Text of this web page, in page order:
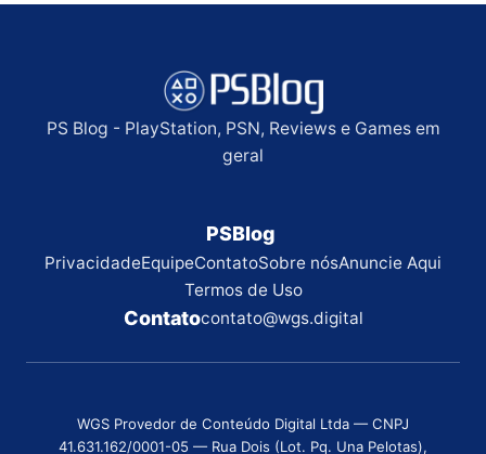
PS Blog - PlayStation, PSN, Reviews e Games em
geral
PSBlog
PrivacidadeEquipeContatoSobre nósAnuncie Aqui
Termos de Uso
Contatocontato@wgs.digital
WGS Provedor de Conteúdo Digital Ltda — CNPJ
41.631.162/0001-05 — Rua Dois (Lot. Pq. Una Pelotas),